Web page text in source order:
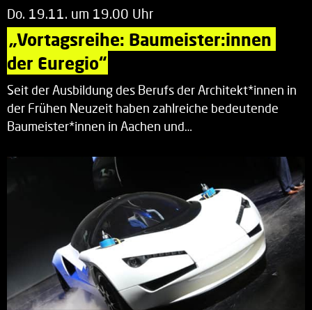
Do. 19.11. um 19.00 Uhr
„Vortagsreihe: Baumeister:innen
der Euregio“
Seit der Ausbildung des Berufs der Architekt*innen in
der Frühen Neuzeit haben zahlreiche bedeutende
Baumeister*innen in Aachen und…